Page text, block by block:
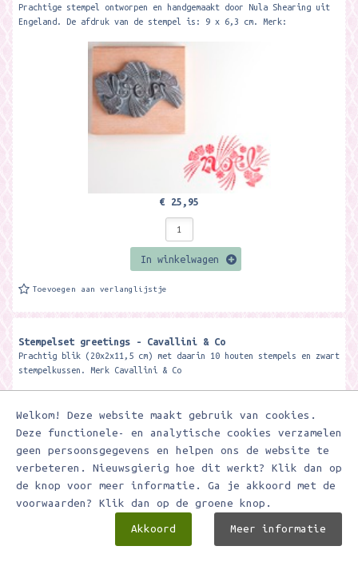
Welkom! Deze website maakt gebruik van cookies.
Deze functionele- en analytische cookies verzamelen
geen persoonsgegevens en helpen ons de website te
verbeteren. Nieuwsgierig hoe dit werkt? Klik dan op
de knop voor meer informatie. Ga je akkoord met de
voorwaarden? Klik dan op de groene knop.
Akkoord Meer informatie
Prachtige stempel ontworpen en handgemaakt door Nula Shearing uit
Engeland. De afdruk van de stempel is: 9 x 6,3 cm. Merk:
€ 25,95
In winkelwagen
Toevoegen aan verlanglijstje
Stempelset greetings - Cavallini & Co
Prachtig blik (20x2x11,5 cm) met daarin 10 houten stempels en zwart
stempelkussen. Merk Cavallini & Co